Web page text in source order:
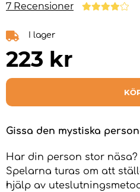
7 Recensioner
I lager
223 kr
Gissa den mystiska
Har din person stor
Spelarna turas om att
hjälp av